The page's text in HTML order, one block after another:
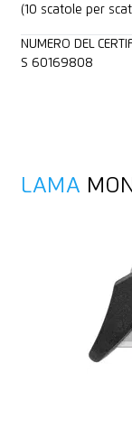
(10 scatole per
NUMERO DEL
S 60169808
LAMA